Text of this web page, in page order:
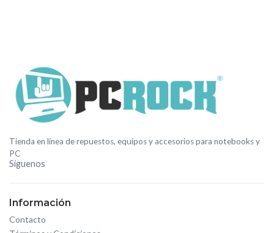
Tienda en línea de repuestos, equipos y accesorios para notebooks y
PC
Síguenos
Información
Contacto